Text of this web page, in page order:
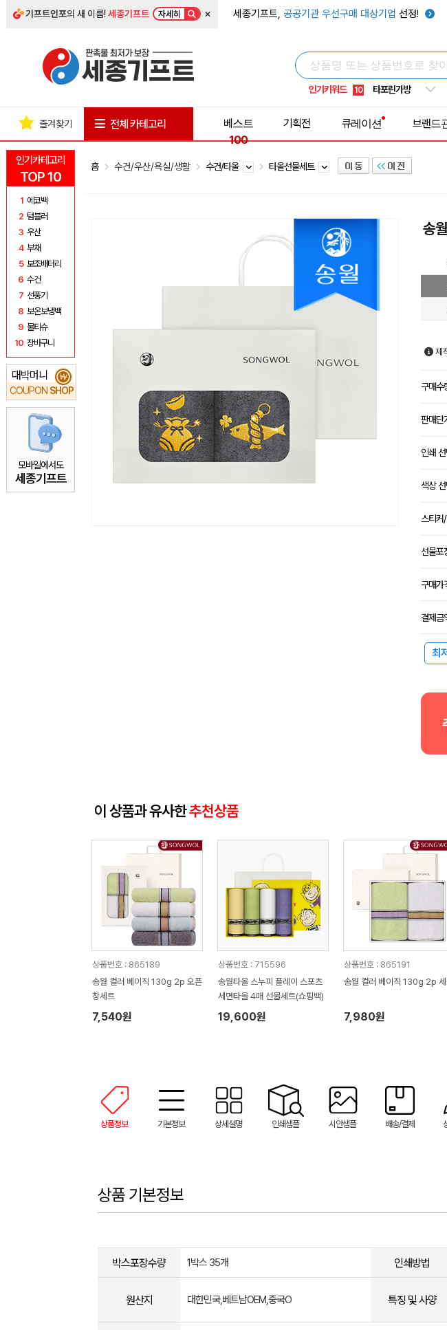
기프트인포의 새 이름!세종기프트 자세히 × 세종기프트, 공공기관 우선구매 대상기업 선정!
인기키워드
6 우산
9 넥쿨러
10 타포린가방
인기카테고리
TOP 10
1 에코백
2 텀블러
3 우산
4 부채
5 보조배터리
6 수건
7 선풍기
8 보온보냉백
9 물티슈
10 장바구니
대박머니
COUPON SHOP
₩
모바일에서도
세종기프트
즐겨찾기 전체 카테고리
베스트
100
기획전 큐레이션 브랜드
홈 수건/우산/욕실/생활 수건/타올 타올선물세트
송
제
구매수
판매단
인쇄
색상
스티커
선물포
구매가
결제금
최
이 상품과 유사한추천상품
상품번호 : 865189
송월 컬러 베이직 130g 2p 오픈
창세트
7,540원
상품번호 : 715596
송월타올 스누피 플레이 스포츠
세면타올 4매 선물세트(쇼핑백)
19,600원
상품번호 : 865191
송월 컬러 베이직 130g 2p
7,980원
상품정보 기본정보 상세설명 인쇄샘플 시안샘플 배송/결제
상품 기본정보
박스포장수량 1박스 35개 인쇄방법
원산지 대한민국,베트남OEM,중국O 특징 및 사양